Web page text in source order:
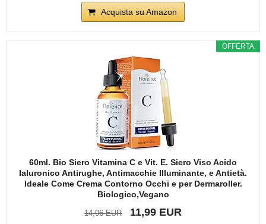
Acquista su Amazon
OFFERTA
60ml. Bio Siero Vitamina C e Vit. E. Siero Viso Acido
Ialuronico Antirughe, Antimacchie Illuminante, e Antietà.
Ideale Come Crema Contorno Occhi e per Dermaroller.
Biologico,Vegano
14,96 EUR 11,99 EUR